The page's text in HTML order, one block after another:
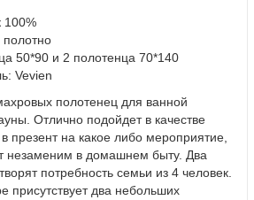
100%
50*90 и 2 полотенца 70*140
Vevien
полотенец для ванной
Отлично подойдет в качестве
презент на какое либо мероприятие,
незаменим в домашнем быту. Два
потребность семьи из 4 человек.
присутствует два небольших